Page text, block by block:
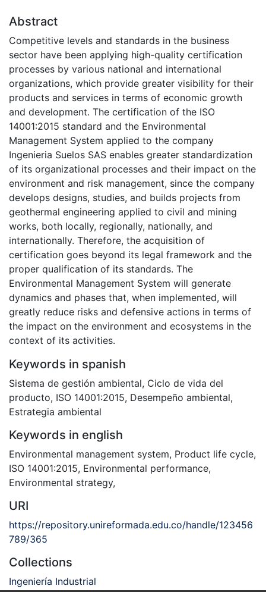
Abstract
Competitive levels and standards in the business
sector have been applying high-quality certification
processes by various national and international
organizations, which provide greater visibility for their
products and services in terms of economic growth
and development. The certification of the ISO
14001:2015 standard and the Environmental
Management System applied to the company
Ingenieria Suelos SAS enables greater standardization
of its organizational processes and their impact on the
environment and risk management, since the company
develops designs, studies, and builds projects from
geothermal engineering applied to civil and mining
works, both locally, regionally, nationally, and
internationally. Therefore, the acquisition of
certification goes beyond its legal framework and the
proper qualification of its standards. The
Environmental Management System will generate
dynamics and phases that, when implemented, will
greatly reduce risks and defensive actions in terms of
the impact on the environment and ecosystems in the
context of its activities.
Keywords in spanish
Sistema de gestión ambiental, Ciclo de vida del
producto, ISO 14001:2015, Desempeño ambiental,
Estrategia ambiental
Keywords in english
Environmental management system, Product life cycle,
ISO 14001:2015, Environmental performance,
Environmental strategy,
URI
https://repository.unireformada.edu.co/handle/123456
789/365
Collections
Ingeniería Industrial